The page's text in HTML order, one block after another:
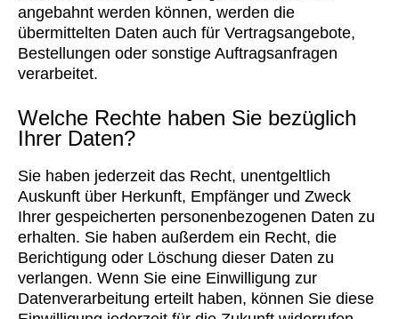
angebahnt werden können, werden die
übermittelten Daten auch für Vertragsangebote,
Bestellungen oder sonstige Auftragsanfragen
verarbeitet.
Welche Rechte haben Sie bezüglich
Ihrer Daten?
Sie haben jederzeit das Recht, unentgeltlich
Auskunft über Herkunft, Empfänger und Zweck
Ihrer gespeicherten personenbezogenen Daten zu
erhalten. Sie haben außerdem ein Recht, die
Berichtigung oder Löschung dieser Daten zu
verlangen. Wenn Sie eine Einwilligung zur
Datenverarbeitung erteilt haben, können Sie diese